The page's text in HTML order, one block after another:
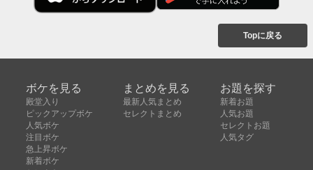
Topに戻る
ボケを見る
殿堂入り
ピックアップボケ
人気ボケ
注目ボケ
急上昇ボケ
新着ボケ
まとめを見る
最新人気まとめ
セレクトまとめ
お題を探す
新着お題
人気お題
セレクトお題
人気タグ